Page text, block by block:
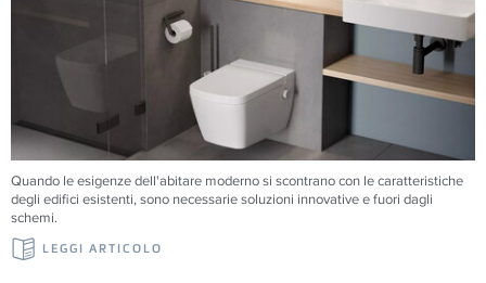
Quando le esigenze dell'abitare moderno si scontrano con le caratteristiche
degli edifici esistenti, sono necessarie soluzioni innovative e fuori dagli
schemi.
LEGGI ARTICOLO